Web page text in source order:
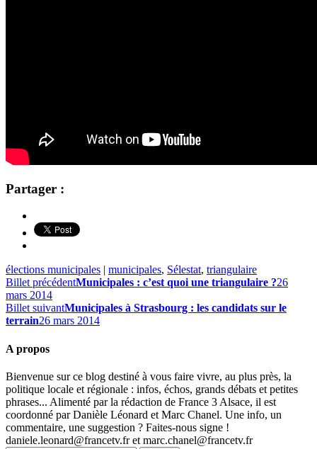
Partager :
élections municipales | municipales, Sélestat, triangulaire
Billet précédentMunicipales : c’est quoi une triangulaire ?26
mars 2014
Billet suivantMunicipales à Strasbourg : les candidats sur le
terrain26 mars 2014
A propos
Bienvenue sur ce blog destiné à vous faire vivre, au plus près, la
politique locale et régionale : infos, échos, grands débats et petites
phrases... Alimenté par la rédaction de France 3 Alsace, il est
coordonné par Danièle Léonard et Marc Chanel. Une info, un
commentaire, une suggestion ? Faites-nous signe !
daniele.leonard@francetv.fr et marc.chanel@francetv.fr